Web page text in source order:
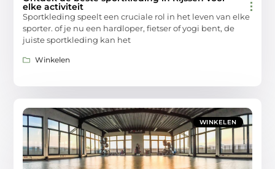
elke activiteit
Sportkleding speelt een cruciale rol in het leven van elke
sporter. of je nu een hardloper, fietser of yogi bent, de
juiste sportkleding kan het
Winkelen
WINKELEN